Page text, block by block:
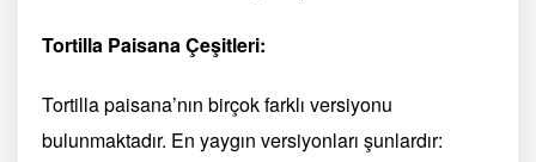
Tortilla Paisana Çeşitleri:
Tortilla paisana’nın birçok farklı versiyonu
bulunmaktadır. En yaygın versiyonları şunlardır: